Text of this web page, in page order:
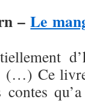
–Le
(…) Ce